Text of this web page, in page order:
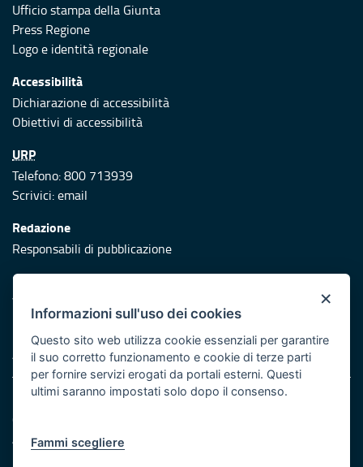
Ufficio stampa della Giunta
Press Regione
Logo e identità regionale
Accessibilità
Dichiarazione di accessibilità
Obiettivi di accessibilità
URP
Telefono: 800 713939
Scrivici:email
Redazione
Responsabili di pubblicazione
Protezione civile
Vai al sito di Protezione Civile Puglia
Iniziativa finanziata con risorse del POR Puglia 2014/2020 -
Asse XI
Note legali
Cookie e privacy
Atti di notifica
×
Informazioni sull'uso dei cookies
Questo sito web utilizza cookie essenziali per garantire
il suo corretto funzionamento e cookie di terze parti
per fornire servizi erogati da portali esterni. Questi
ultimi saranno impostati solo dopo il consenso.
Fammi scegliere